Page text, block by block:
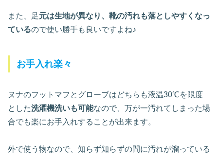
また、足元は生地が異なり、靴の汚れも落としやすくなっ
ているので使い勝手も良いですよね♪
お手入れ楽々
ヌナのフットマフとグローブはどちらも液温30℃を限度
とした洗濯機洗いも可能なので、万が一汚れてしまった場
合でも楽にお手入れすることが出来ます。
外で使う物なので、知らず知らずの間に汚れが溜っている